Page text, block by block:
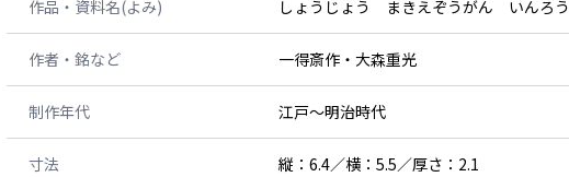
作品・資料名(よみ) しょうじょう まきえぞうがん いんろう
作者・銘など 一得斎作・大森重光
制作年代 江戸～明治時代
寸法 縦：6.4／横：5.5／厚さ：2.1